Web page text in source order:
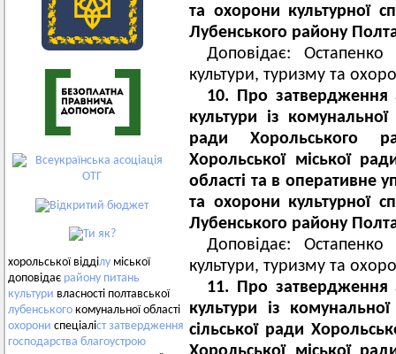
хорольської відділу міської
доповідає району питань
культури власності полтавської
лубенського комунальної області
охорони спеціаліст затвердження
господарства благоустрою
та охорони культурної
Лубенського району
Доповідає:
культури, туризму та
10. Про затвердження
культури із комунальної
ради Хорольського
Хорольської міської
області та в оперативне
та охорони культурної
Лубенського району
Доповідає:
культури, туризму та
11. Про затвердження
культури із комунальної
сільської ради